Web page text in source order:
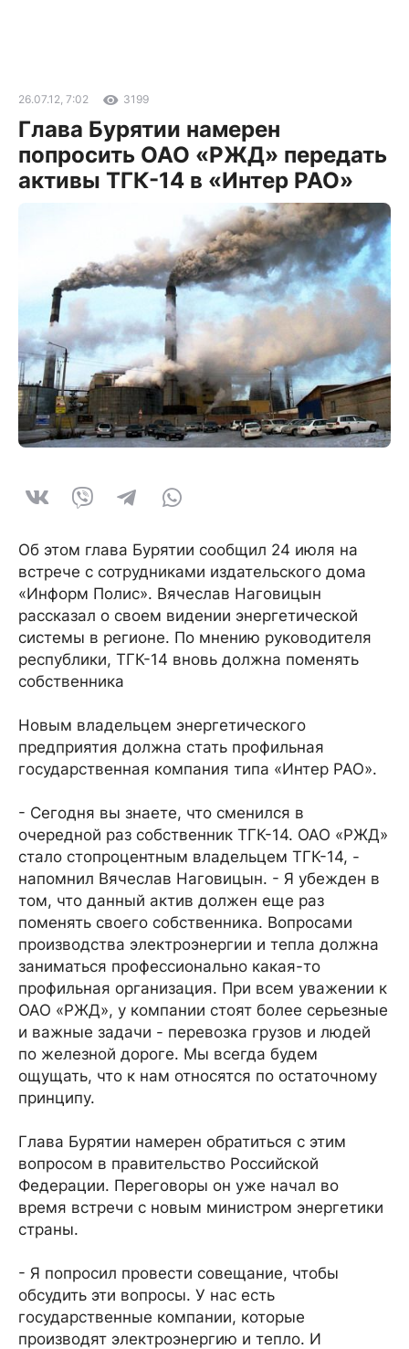
26.07.12, 7:02 3199
Глава Бурятии намерен
попросить ОАО «РЖД» передать
активы ТГК-14 в «Интер РАО»
Об этом глава Бурятии сообщил 24 июля на
встрече с сотрудниками издательского дома
«Информ Полис». Вячеслав Наговицын
рассказал о своем видении энергетической
системы в регионе. По мнению руководителя
республики, ТГК-14 вновь должна поменять
собственника
Новым владельцем энергетического
предприятия должна стать профильная
государственная компания типа «Интер РАО».
- Сегодня вы знаете, что сменился в
очередной раз собственник ТГК-14. ОАО «РЖД»
стало стопроцентным владельцем ТГК-14, -
напомнил Вячеслав Наговицын. - Я убежден в
том, что данный актив должен еще раз
поменять своего собственника. Вопросами
производства электроэнергии и тепла должна
заниматься профессионально какая-то
профильная организация. При всем уважении к
ОАО «РЖД», у компании стоят более серьезные
и важные задачи - перевозка грузов и людей
по железной дороге. Мы всегда будем
ощущать, что к нам относятся по остаточному
принципу.
Глава Бурятии намерен обратиться с этим
вопросом в правительство Российской
Федерации. Переговоры он уже начал во
время встречи с новым министром энергетики
страны.
- Я попросил провести совещание, чтобы
обсудить эти вопросы. У нас есть
государственные компании, которые
производят электроэнергию и тепло. И